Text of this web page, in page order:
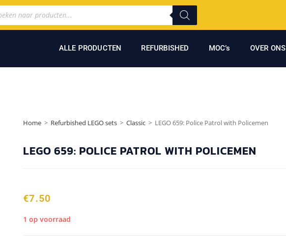
ALLE PRODUCTEN REFURBISHED MOC’s OVER ONS
Home > Refurbished LEGO sets > Classic > LEGO 659: Police Patrol with Policemen
LEGO 659: POLICE PATROL WITH POLICEMEN
€7.50
1 op voorraad